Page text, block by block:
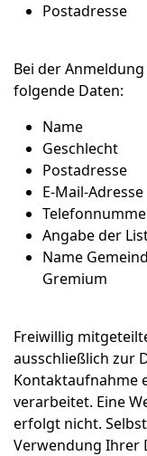
Postadresse
Bei der
folgende Daten:
Name
Geschlecht
Postadresse
E-Mail-Adresse
Angabe der
Name
Gremium
Freiwillig
ausschließlich zur
Kontaktaufnahme
verarbeitet. Eine
erfolgt nicht.
Verwendung Ihrer